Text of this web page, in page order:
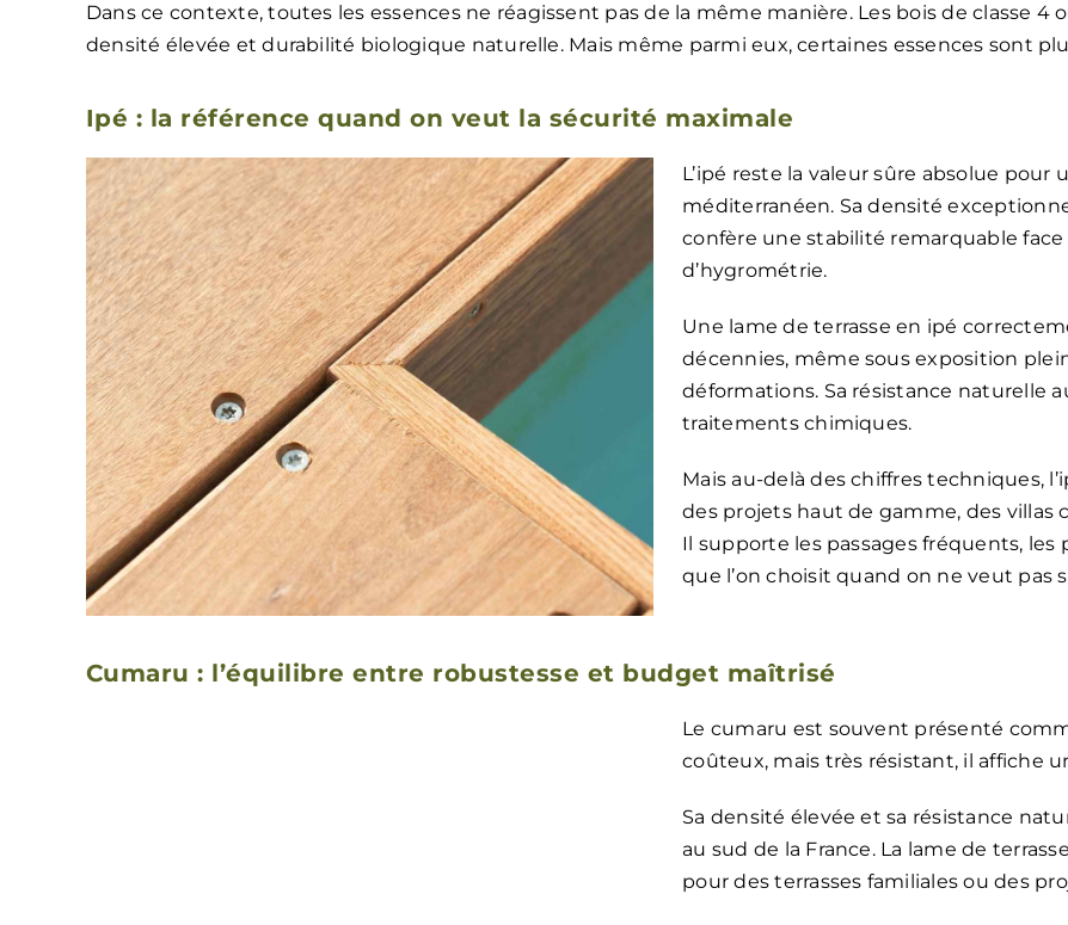
Dans ce contexte, toutes les essences ne réagissent pas de la même manière. Les bois de classe 4
densité élevée et durabilité biologique naturelle. Mais même parmi eux, certaines essences sont
Ipé : la référence quand on veut la sécurité maximale
L’ipé reste la valeur sûre absolue pour
méditerranéen. Sa densité
confère une stabilité remarquable
d’hygrométrie.
Une lame de terrasse en ipé
décennies, même sous exposition
déformations. Sa résistance naturelle
traitements chimiques.
Mais au-delà des chiffres techniques,
des projets haut de gamme, des villas
Il supporte les passages fréquents, les
que l’on choisit quand on ne veut pas
Cumaru : l’équilibre entre robustesse et budget maîtrisé
Le cumaru est souvent présenté
coûteux, mais très résistant, il affiche
Sa densité élevée et sa résistance
au sud de la France. La lame de
pour des terrasses familiales ou des